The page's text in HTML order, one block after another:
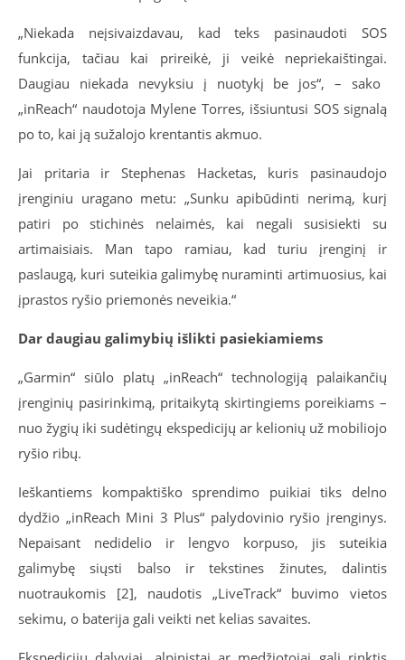
„Niekada neįsivaizdavau, kad teks pasinaudoti SOS
funkcija, tačiau kai prireikė, ji veikė nepriekaištingai.
Daugiau niekada nevyksiu į nuotykį be jos“, – sako
„inReach“ naudotoja Mylene Torres, išsiuntusi SOS signalą
po to, kai ją sužalojo krentantis akmuo.
Jai pritaria ir Stephenas Hacketas, kuris pasinaudojo
įrenginiu uragano metu: „Sunku apibūdinti nerimą, kurį
patiri po stichinės nelaimės, kai negali susisiekti su
artimaisiais. Man tapo ramiau, kad turiu įrenginį ir
paslaugą, kuri suteikia galimybę nuraminti artimuosius, kai
įprastos ryšio priemonės neveikia.“
Dar daugiau galimybių išlikti pasiekiamiems
„Garmin“ siūlo platų „inReach“ technologiją palaikančių
įrenginių pasirinkimą, pritaikytą skirtingiems poreikiams –
nuo žygių iki sudėtingų ekspedicijų ar kelionių už mobiliojo
ryšio ribų.
Ieškantiems kompaktiško sprendimo puikiai tiks delno
dydžio „inReach Mini 3 Plus“ palydovinio ryšio įrenginys.
Nepaisant nedidelio ir lengvo korpuso, jis suteikia
galimybę siųsti balso ir tekstines žinutes, dalintis
nuotraukomis [2], naudotis „LiveTrack“ buvimo vietos
sekimu, o baterija gali veikti net kelias savaites.